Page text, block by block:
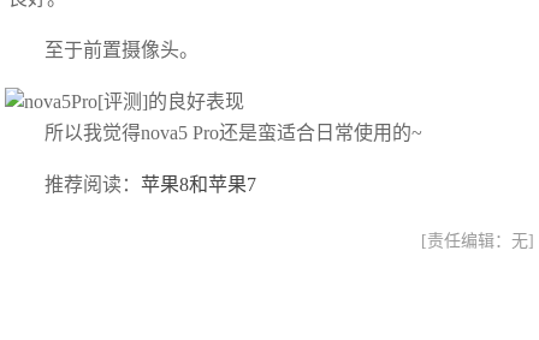
至于前置摄像头。
所以我觉得nova5 Pro还是蛮适合日常使用的~
推荐阅读：苹果8和苹果7
[责任编辑：无]